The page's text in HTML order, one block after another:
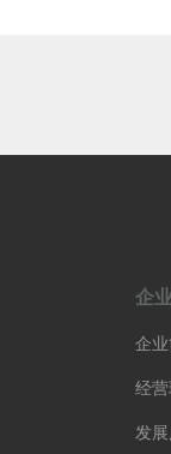
企
企
经
发